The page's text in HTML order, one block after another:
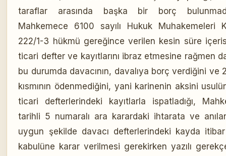
taraflar arasında başka bir borç
Mahkemece 6100 sayılı Hukuk Muhakemeleri
222/1-3 hükmü gereğince verilen kesin süre
ticari defter ve kayıtlarını ibraz etmesine rağmen
bu durumda davacının, davalıya borç verdiğini ve
kısmının ödenmediğini, yani karinenin aksini
ticari defterlerindeki kayıtlarla ispatladığı,
tarihli 5 numaralı ara karardaki ihtarata ve
uygun şekilde davacı defterlerindeki kayda
kabulüne karar verilmesi gerekirken yazılı